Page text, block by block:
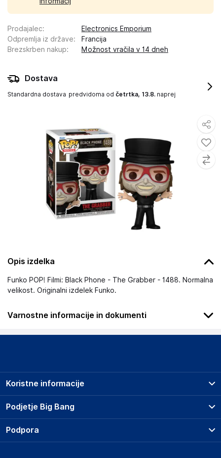
Opis izdelka
Funko POP! Filmi: Black Phone - The Grabber - 1488. Normalna
velikost. Originalni izdelek Funko.
Varnostne informacije in dokumenti
Podatki o proizvajalcu
Funko LLC
USA
Prodajalec:
Electronics Emporium
Odpremlja iz države:
Francija
Brezskrben nakup: Možnost vračila v 14 dneh
Dostava
Standardna dostava predvidoma od četrtka, 13.8. naprej
Podjetje Big Bang
O podjetju
Koristne informacije
Prodajna mesta
Storitve
Dostava, vnos in odvoz
Podpora